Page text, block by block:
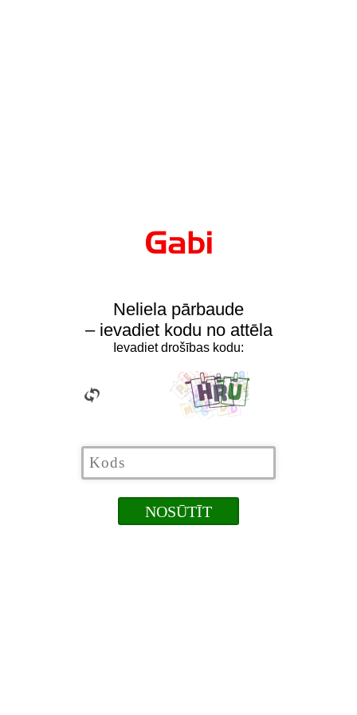
Neliela pārbaude
– ievadiet kodu no attēla
Ievadiet drošības kodu: